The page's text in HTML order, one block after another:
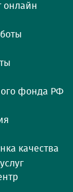
онлайн
фонда РФ
качества